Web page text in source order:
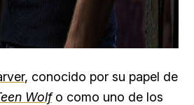
, conocido por su papel de
Wolfo como uno de los